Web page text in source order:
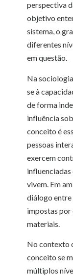
perspectiva
objetivo
sistema, o
diferentes
em questão.
Na
se à
de forma
influência
conceito é
pessoas
exercem
influenciadas
vivem. Em
diálogo entre
impostas por
materiais.
No contexto
conceito se
múltiplos